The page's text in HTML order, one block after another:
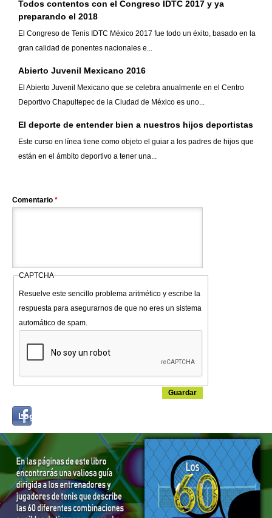
Todos contentos con el Congreso IDTC 2017 y ya
preparando el 2018
El Congreso de Tenis IDTC México 2017 fue todo un éxito, basado en la
gran calidad de ponentes nacionales e...
Abierto Juvenil Mexicano 2016
El Abierto Juvenil Mexicano que se celebra anualmente en el Centro
Deportivo Chapultepec de la Ciudad de México es uno...
El deporte de entender bien a nuestros hijos deportistas
Este curso en línea tiene como objeto el guiar a los padres de hijos que
están en el ámbito deportivo a tener una...
Comentario *
CAPTCHA
Resuelve este sencillo problema aritmético y escribe la
respuesta para asegurarnos de que no eres un sistema
automático de spam.
Log in with...